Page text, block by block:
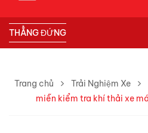
THẲNG ĐỨNG
Trang chủ Trải Nghiệm Xe
miễn kiểm tra khí thải xe